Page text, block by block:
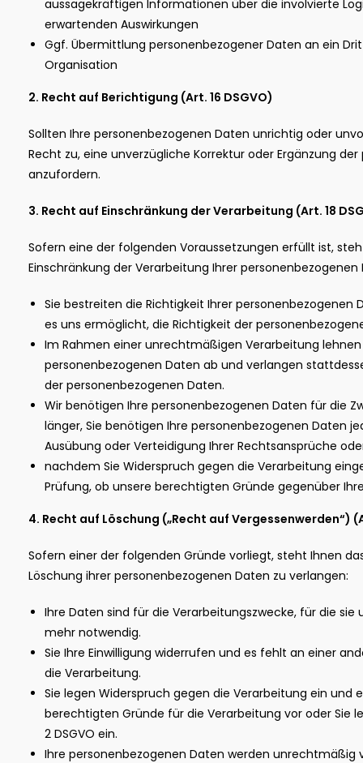
aussagekräftigen Informationen über die involvierte
erwartenden Auswirkungen
Ggf. Übermittlung personenbezogener Daten an ein
Organisation
2. Recht auf Berichtigung (Art. 16 DSGVO)
Sollten Ihre personenbezogenen Daten unrichtig oder
Recht zu, eine unverzügliche Korrektur oder Ergänzung
anzufordern.
3. Recht auf Einschränkung der Verarbeitung (Art. 18
Sofern eine der folgenden Voraussetzungen erfüllt ist,
Einschränkung der Verarbeitung Ihrer
Sie bestreiten die Richtigkeit Ihrer personenbezogenen
es uns ermöglicht, die Richtigkeit der
Im Rahmen einer unrechtmäßigen Verarbeitung lehnen
personenbezogenen Daten ab und verlangen
der personenbezogenen Daten.
Wir benötigen Ihre personenbezogenen Daten für die
länger, Sie benötigen Ihre personenbezogenen Daten
Ausübung oder Verteidigung Ihrer Rechtsansprüche
nachdem Sie Widerspruch gegen die Verarbeitung
Prüfung, ob unsere berechtigten Gründe gegenüber
4. Recht auf Löschung („Recht auf Vergessenwerden“)
Sofern einer der folgenden Gründe vorliegt, steht Ihnen
Löschung ihrer personenbezogenen Daten zu verlangen:
Ihre Daten sind für die Verarbeitungszwecke, für die
mehr notwendig.
Sie Ihre Einwilligung widerrufen und es fehlt an einer
die Verarbeitung.
Sie legen Widerspruch gegen die Verarbeitung ein und
berechtigten Gründe für die Verarbeitung vor oder Sie
2 DSGVO ein.
Ihre personenbezogenen Daten werden unrechtmäßig